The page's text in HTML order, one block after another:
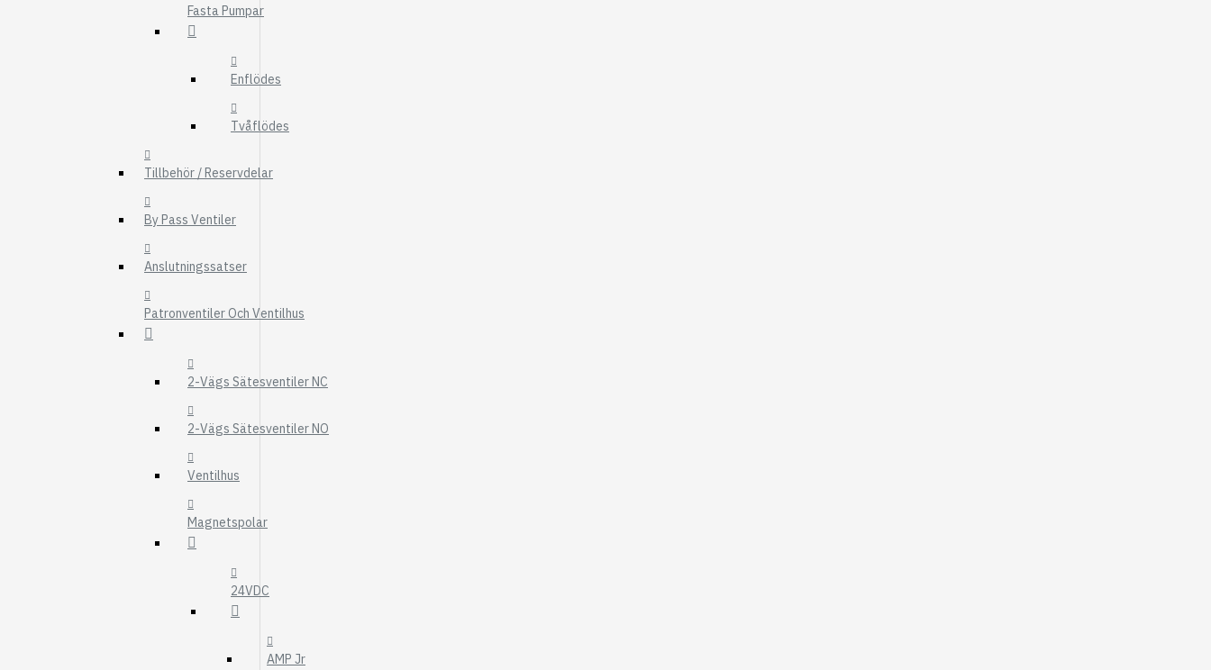
FILTER
BRÄNSLEFILTER
HYDRAULFILTER
Fasta Pumpar
Enflödes
Tvåflödes
Tillbehör / Reservdelar
By Pass Ventiler
Anslutningssatser
Patronventiler Och Ventilhus
2-Vägs Sätesventiler NC
2-Vägs Sätesventiler NO
Ventilhus
Magnetspolar
24VDC
AMP Jr